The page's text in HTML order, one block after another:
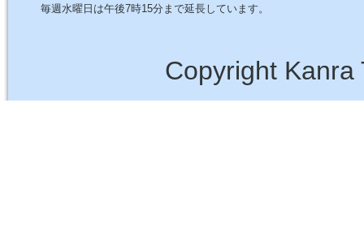
毎週水曜日は午後7時15分まで延長しています。
Copyright Kanra